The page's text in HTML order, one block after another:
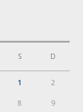
S D
1 2
8 9